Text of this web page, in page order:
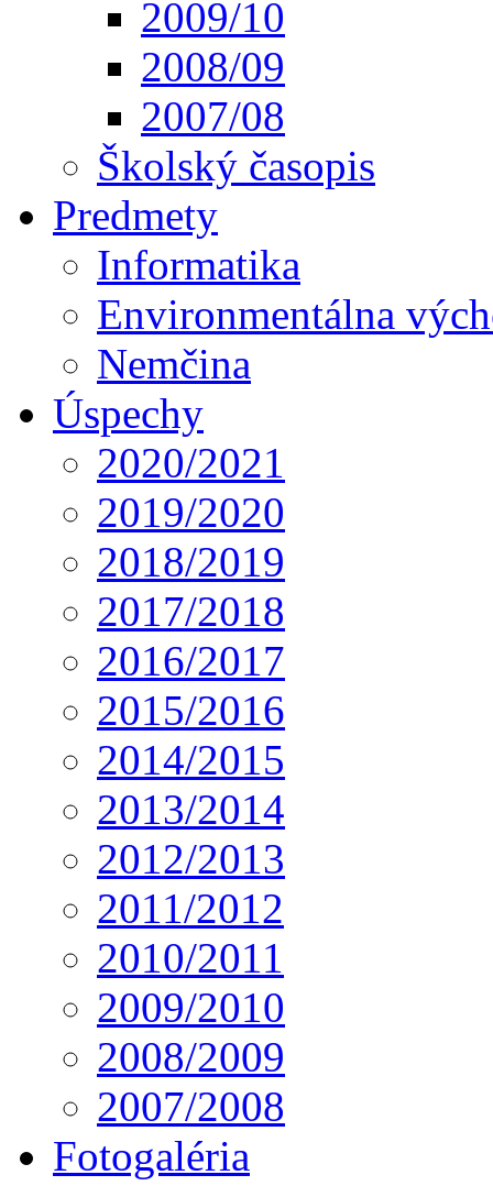
2009/10
2008/09
2007/08
Školský časopis
Predmety
Informatika
Environmentálna
Nemčina
Úspechy
2020/2021
2019/2020
2018/2019
2017/2018
2016/2017
2015/2016
2014/2015
2013/2014
2012/2013
2011/2012
2010/2011
2009/2010
2008/2009
2007/2008
Fotogaléria